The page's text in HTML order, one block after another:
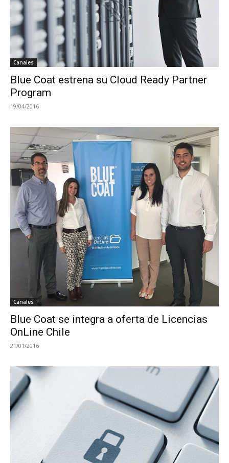
Canales
Blue Coat estrena su Cloud Ready Partner
Program
19/04/2016
Canales
Blue Coat se integra a oferta de Licencias
OnLine Chile
21/01/2016